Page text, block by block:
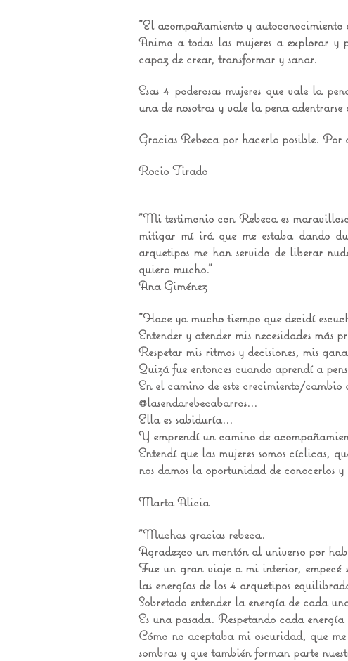
"El acompañamiento y autoconocimiento
Animo a todas las mujeres a explorar y
capaz de crear, transformar y sanar.
Esas 4 poderosas mujeres que vale la
una de nosotras y vale la pena adentrarse
Gracias Rebeca por hacerlo posible. Por
Rocio Tirado
"Mi testimonio con Rebeca es
mitigar mí irá que me estaba dando
arquetipos me han servido de liberar
quiero mucho."
Ana Giménez
"Hace ya mucho tiempo que decidí
Entender y atender mis necesidades más
Respetar mis ritmos y decisiones, mis
Quizá fue entonces cuando aprendí a
En el camino de este crecimiento/
@lasendarebecabarros...
Ella es sabiduría...
Y emprendí un camino de
Entendí que las mujeres somos cíclicas,
nos damos la oportunidad de conocerlos
Marta Alicia
"Muchas gracias rebeca.
Agradezco un montón al universo por
Fue un gran viaje a mi interior, empecé
las energías de los 4 arquetipos
Sobretodo entender la energía de cada
Es una pasada. Respetando cada
Cómo no aceptaba mi oscuridad, que
sombras y que también forman parte